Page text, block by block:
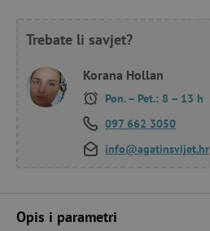
Trebate li savjet?
Korana Hollan
Pon. – Pet.: 8 – 13 h
097 662 3050
info@agatinsvijet.hr
Opis i parametri